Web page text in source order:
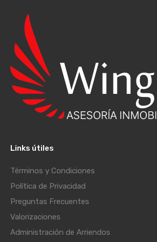
Links útiles
Términos y Condiciones
Política de Privacidad
Preguntas Frecuentes
Valorizaciones
Administración de Arriendos